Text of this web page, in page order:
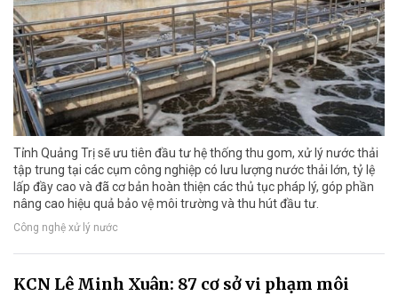
Tỉnh Quảng Trị sẽ ưu tiên đầu tư hệ thống thu gom, xử lý nước thải
tập trung tại các cụm công nghiệp có lưu lượng nước thải lớn, tỷ lệ
lấp đầy cao và đã cơ bản hoàn thiện các thủ tục pháp lý, góp phần
nâng cao hiệu quả bảo vệ môi trường và thu hút đầu tư.
Công nghệ xử lý nước
KCN Lê Minh Xuân: 87 cơ sở vi phạm môi